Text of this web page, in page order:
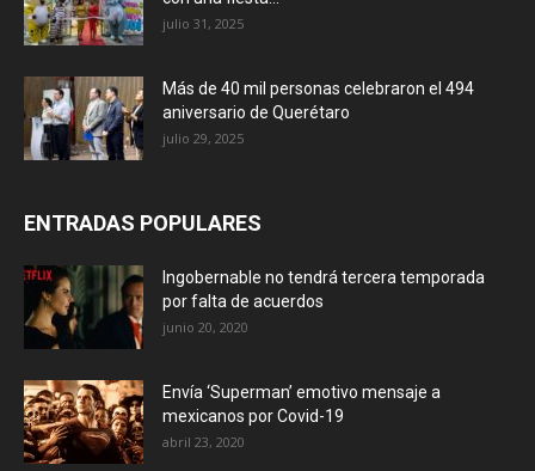
julio 31, 2025
Más de 40 mil personas celebraron el 494
aniversario de Querétaro
julio 29, 2025
ENTRADAS POPULARES
Ingobernable no tendrá tercera temporada
por falta de acuerdos
junio 20, 2020
Envía ‘Superman’ emotivo mensaje a
mexicanos por Covid-19
abril 23, 2020